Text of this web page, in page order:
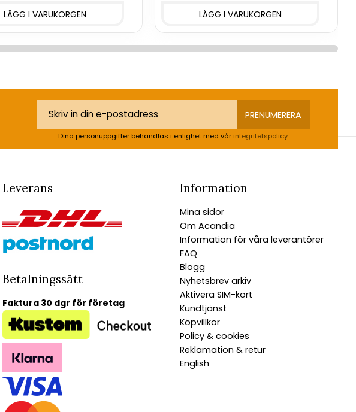
PRENUMERERA
Dina personuppgifter behandlas i enlighet med vår integritetspolicy.
Leverans
Betalningssätt
Faktura 30 dgr för företag
Information
Mina sidor
Om Acandia
Information för våra leverantörer
FAQ
Blogg
Nyhetsbrev arkiv
Aktivera SIM-kort
Kundtjänst
Köpvillkor
Policy & cookies
Reklamation & retur
English